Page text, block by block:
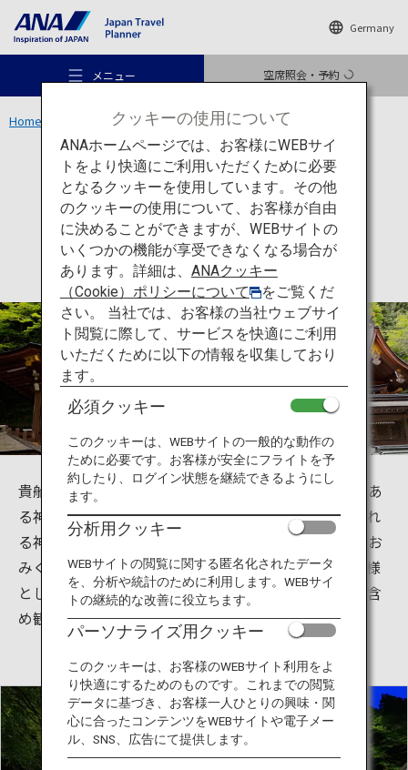
Germany
メニュー 空席照会・予約
おすすめの旅
旅のアイデア
行き先
旅のお役立ち情報
ANA サービス
Home 関西エリア 貴船神社
文化 京都
貴船神社
貴船神社は京都府京都市左京区鞍馬貴船町にある歴史あ
る神社です。七夕時期のライトアップや水占いと呼ばれ
る神社にあるご神水に浮かべると文字が浮き出てくるお
みくじなど様々に楽しむことができます。縁結びの神様
としても有名でお守りや御朱印も人気が高く、周辺も含
め観光スポットとして親しまれています。
クッキーの使用について
ANAホームページでは、お客様にWEBサイ
トをより快適にご利用いただくために必要
となるクッキーを使用しています。その他
のクッキーの使用について、お客様が自由
に決めることができますが、WEBサイトの
いくつかの機能が享受できなくなる場合が
あります。詳細は、 ANAクッキー
（Cookie）ポリシーについて
をご覧くだ
さい。 当社では、お客様の当社ウェブサイ
ト閲覧に際して、サービスを快適にご利用
いただくために以下の情報を収集しており
ます。
必須クッキー
このクッキーは、WEBサイトの一般的な動作の
ために必要です。お客様が安全にフライトを予
約したり、ログイン状態を継続できるようにし
ます。
分析用クッキー
WEBサイトの閲覧に関する匿名化されたデータ
を、分析や統計のために利用します。WEBサイ
トの継続的な改善に役立ちます。
パーソナライズ用クッキー
このクッキーは、お客様のWEBサイト利用をよ
り快適にするためのものです。これまでの閲覧
データに基づき、お客様一人ひとりの興味・関
心に合ったコンテンツをWEBサイトや電子メー
ル、SNS、広告にて提供します。